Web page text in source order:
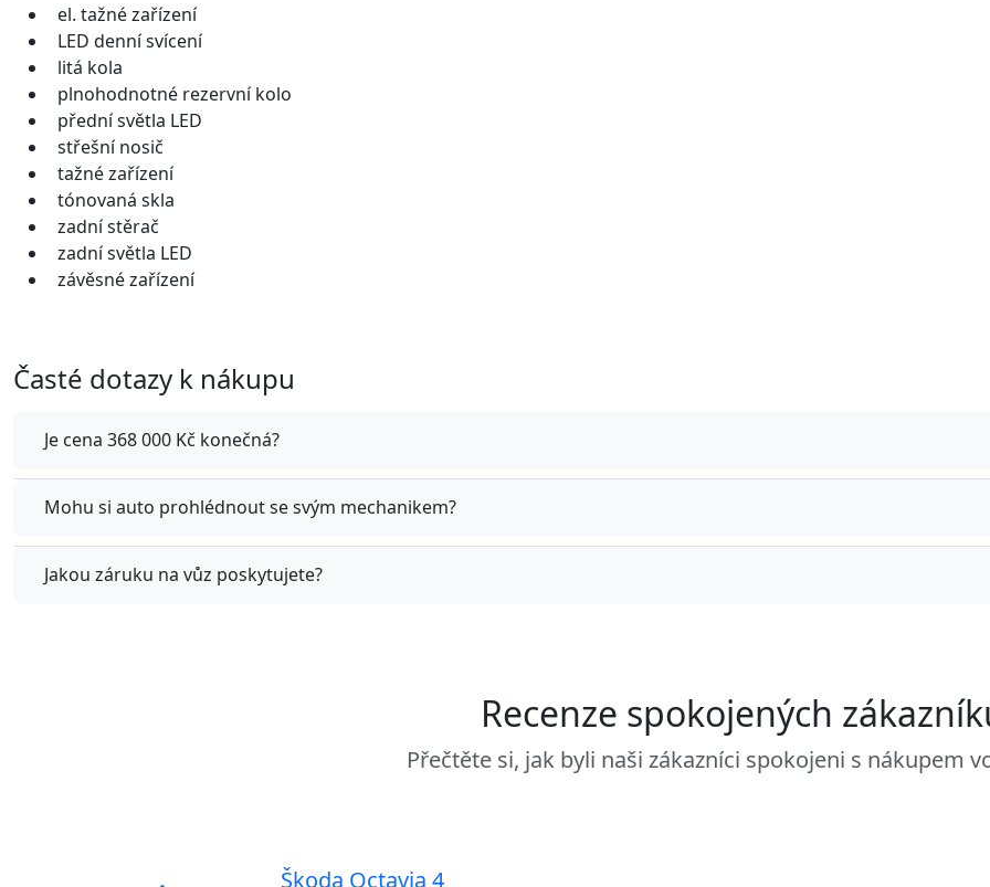
el. tažné zařízení
LED denní svícení
litá kola
plnohodnotné rezervní kolo
přední světla LED
střešní nosič
tažné zařízení
tónovaná skla
zadní stěrač
zadní světla LED
závěsné zařízení
Časté dotazy k nákupu
Je cena 368 000 Kč konečná?
Mohu si auto prohlédnout se svým mechanikem?
Jakou záruku na vůz poskytujete?
Recenze spokojených
Přečtěte si, jak byli naši zákazníci spokojeni s nákupem
Škoda Octavia 4